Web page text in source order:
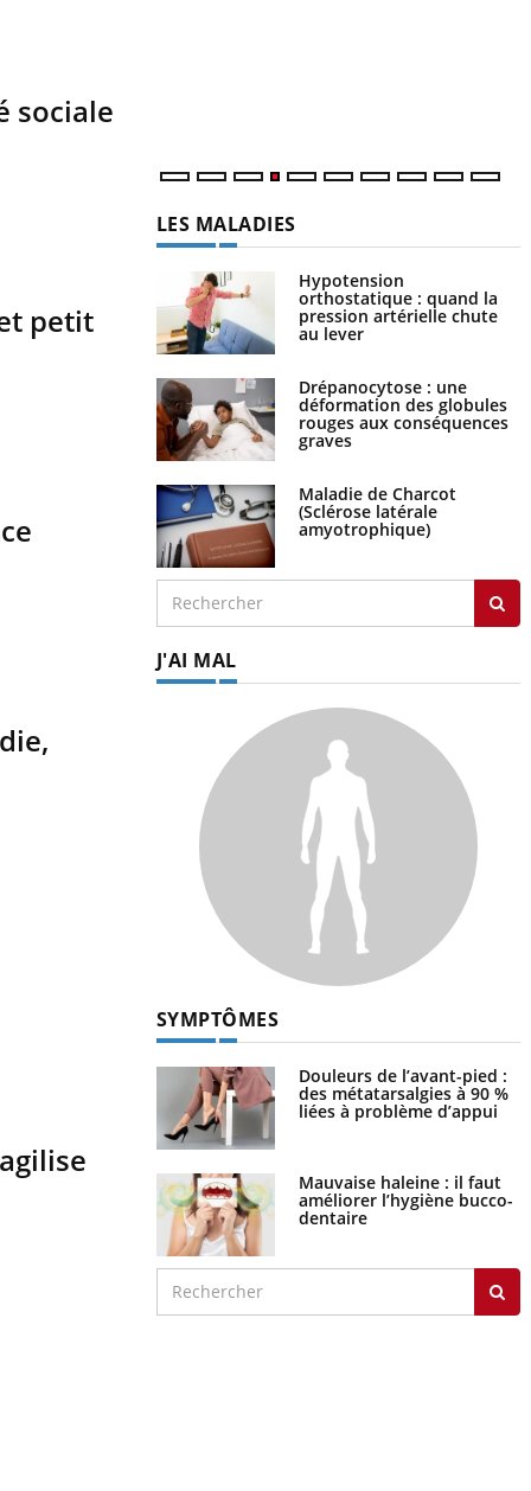
sociale
petit
LES MALADIES
Hypotension
orthostatique : quand la
pression artérielle chute
au lever
Drépanocytose : une
déformation des globules
rouges aux conséquences
graves
Maladie de Charcot
(Sclérose latérale
amyotrophique)
J'AI MAL
SYMPTÔMES
Douleurs de l’avant-pied :
des métatarsalgies à 90 %
liées à problème d’appui
Mauvaise haleine : il faut
améliorer l’hygiène bucco-
dentaire